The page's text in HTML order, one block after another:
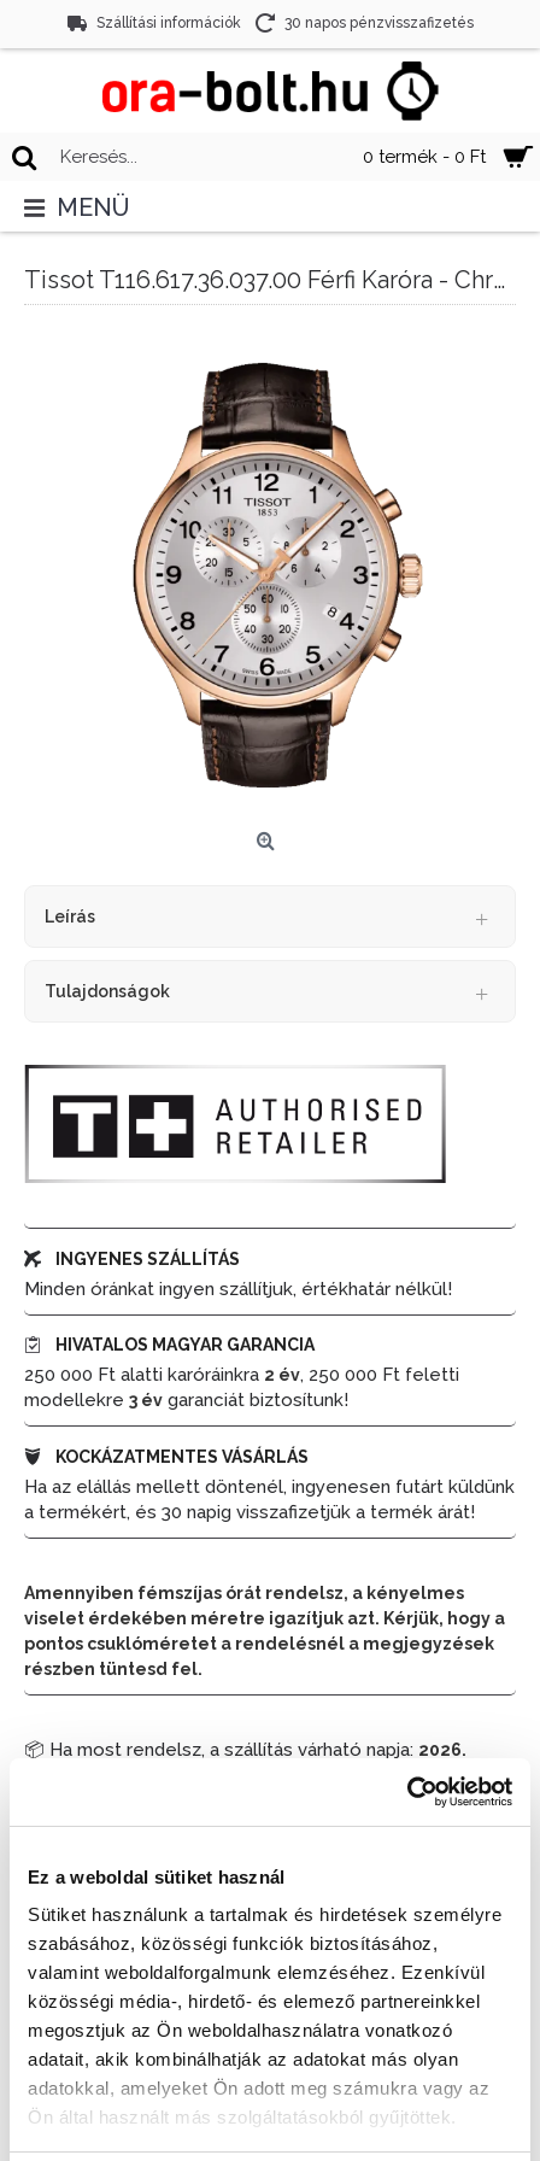
Ez a weboldal sütiket használ
Sütiket használunk a tartalmak és hirdetések személyre
szabásához, közösségi funkciók biztosításához,
valamint weboldalforgalmunk elemzéséhez. Ezenkívül
közösségi média-, hirdető- és elemező partnereinkkel
megosztjuk az Ön weboldalhasználatra vonatkozó
adatait, akik kombinálhatják az adatokat más olyan
adatokkal, amelyeket Ön adott meg számukra vagy az
Ön által használt más szolgáltatásokból gyűjtöttek.
Szállítási információk 30 napos pénzvisszafizetés
0 termék - 0 Ft
MENÜ
Tissot T116.617.36.037.00 Férfi Karóra - Chrono XL
Leírás
Tulajdonságok
INGYENES SZÁLLÍTÁS
Minden óránkat ingyen szállítjuk, értékhatár nélkül!
HIVATALOS MAGYAR GARANCIA
250 000 Ft alatti karóráinkra 2 év, 250 000 Ft feletti
modellekre 3 év garanciát biztosítunk!
KOCKÁZATMENTES VÁSÁRLÁS
Ha az elállás mellett döntenél, ingyenesen futárt küldünk
a termékért, és 30 napig visszafizetjük a termék árát!
Amennyiben fémszíjas órát rendelsz, a kényelmes
viselet érdekében méretre igazítjuk azt. Kérjük, hogy a
pontos csuklóméretet a rendelésnél a megjegyzések
részben tüntesd fel.
📦 Ha most rendelsz, a szállítás várható napja: 2026.
205 900 Ft
Az elmúlt 30 nap legjobb ára: 205 900 Ft
MIKOR LESZ KÉSZLETEN?